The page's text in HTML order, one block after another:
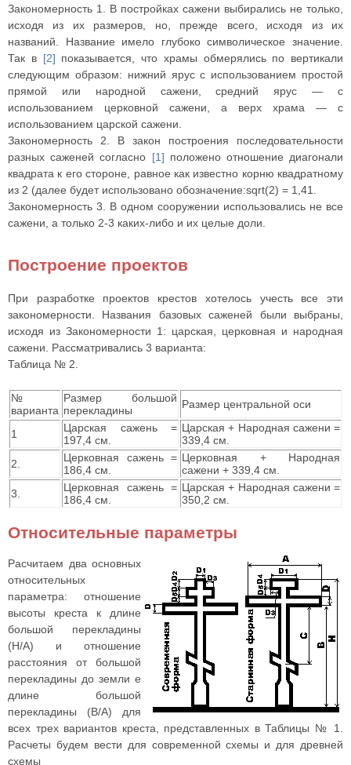
Закономерность 1. В постройках сажени выбирались не только,
исходя из их размеров, но, прежде всего, исходя из их
названий. Название имело глубоко символическое значение.
Так в [2] показывается, что храмы обмерялись по вертикали
следующим образом: нижний ярус с использованием простой
прямой или народной сажени, средний ярус — с
использованием церковной сажени, а верх храма — с
использованием царской сажени.
Закономерность 2. В закон построения последовательности
разных саженей согласно [1] положено отношение диагонали
квадрата к его стороне, равное как известно корню квадратному
из 2 (далее будет использовано обозначение:sqrt(2) = 1,41.
Закономерность 3. В одном сооружении использовались не все
сажени, а только 2-3 каких-либо и их целые доли.
Построение проектов
При разработке проектов крестов хотелось учесть все эти
закономерности. Названия базовых саженей были выбраны,
исходя из Закономерности 1: царская, церковная и народная
сажени. Рассматривались 3 варианта:
Таблица № 2.
№
варианта
Размер большой
перекладины
Размер центральной оси
1
Царская сажень =
197,4 см.
Царская + Народная сажени =
339,4 см.
2.
Церковная сажень =
186,4 см.
Церковная + Народная
сажени + 339,4 см.
3.
Церковная сажень =
186,4 см.
Царская + Народная сажени =
350,2 см.
Относительные параметры
Расчитаем два основных
относительных
параметра: отношение
высоты креста к длине
большой перекладины
(H/A) и отношение
расстояния от большой
перекладины до земли е
длине большой
перекладины (B/A) для
всех трех вариантов креста, представленных в Таблицы № 1.
Расчеты будем вести для современной схемы и для древней
схемы